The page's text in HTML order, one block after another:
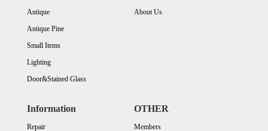
Antique
Antique Pine
Small Items
Lighting
Door&Stained Glass
About Us
Information
Repair
OTHER
Members